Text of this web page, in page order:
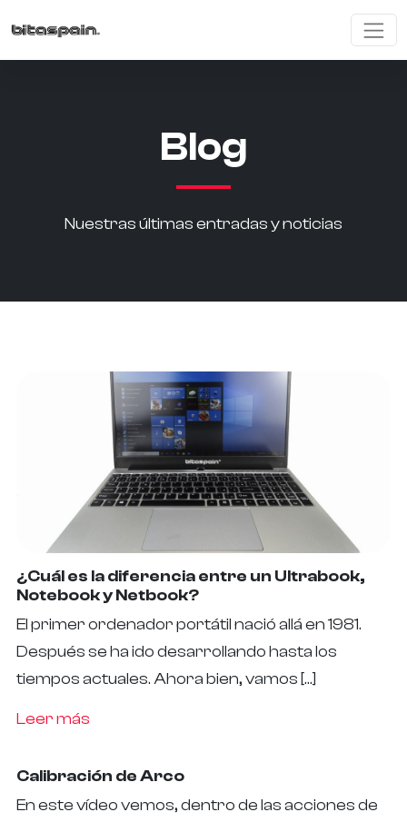
Blog
Nuestras últimas entradas y noticias
¿Cuál es la diferencia entre un Ultrabook,
Notebook y Netbook?
El primer ordenador portátil nació allá en 1981.
Después se ha ido desarrollando hasta los
tiempos actuales. Ahora bien, vamos […]
Leer más
Calibración de Arco
En este vídeo vemos, dentro de las acciones de